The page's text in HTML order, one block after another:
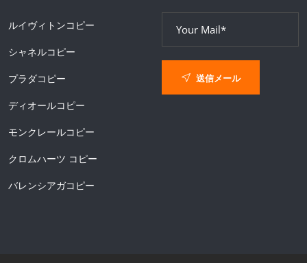
ルイヴィトンコピー
シャネルコピー
プラダコピー
ディオールコピー
モンクレールコピー
クロムハーツ コピー
バレンシアガコピー
送信メール